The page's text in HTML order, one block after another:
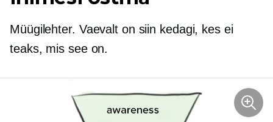
Müügilehter. Vaevalt on siin kedagi, kes ei
teaks, mis see on.